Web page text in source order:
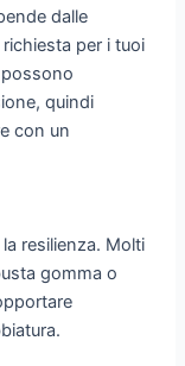
dalle
per i tuoi
quindi
con un
resilienza. Molti
gomma o